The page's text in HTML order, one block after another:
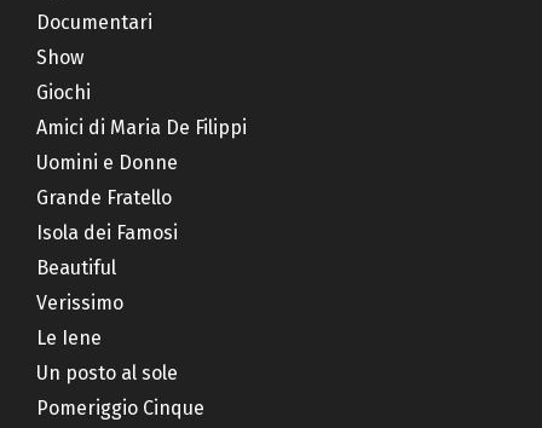
Documentari
Show
Giochi
Amici di Maria De Filippi
Uomini e Donne
Grande Fratello
Isola dei Famosi
Beautiful
Verissimo
Le Iene
Un posto al sole
Pomeriggio Cinque